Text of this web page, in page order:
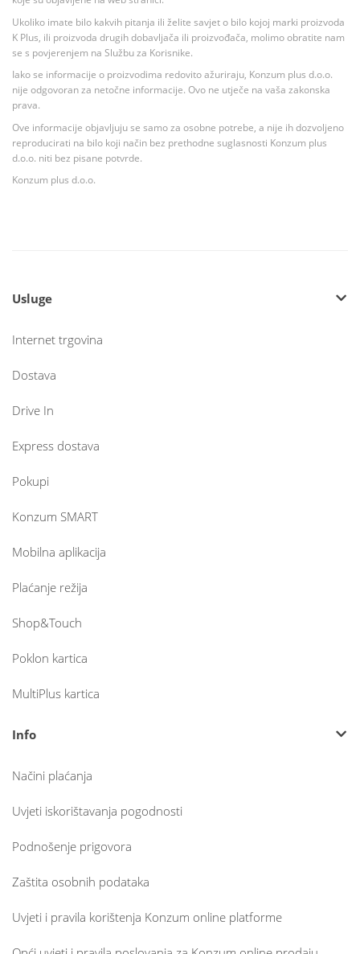
Ukoliko imate bilo kakvih pitanja ili želite savjet o bilo kojoj marki proizvoda
K Plus, ili proizvoda drugih dobavljača ili proizvođača, molimo obratite nam
se s povjerenjem na Službu za Korisnike.
Iako se informacije o proizvodima redovito ažuriraju, Konzum plus d.o.o.
nije odgovoran za netočne informacije. Ovo ne utječe na vaša zakonska
prava.
Ove informacije objavljuju se samo za osobne potrebe, a nije ih dozvoljeno
reproducirati na bilo koji način bez prethodne suglasnosti Konzum plus
d.o.o. niti bez pisane potvrde.
Konzum plus d.o.o.
Usluge
Internet trgovina
Dostava
Drive In
Express dostava
Pokupi
Konzum SMART
Mobilna aplikacija
Plaćanje režija
Shop&Touch
Poklon kartica
MultiPlus kartica
Info
Načini plaćanja
Uvjeti iskorištavanja pogodnosti
Podnošenje prigovora
Zaštita osobnih podataka
Uvjeti i pravila korištenja Konzum online platforme